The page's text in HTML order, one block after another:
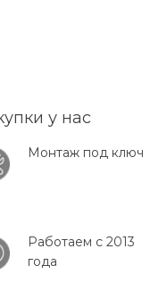
у нас
Монтаж под ключ
Работаем с 2013
года